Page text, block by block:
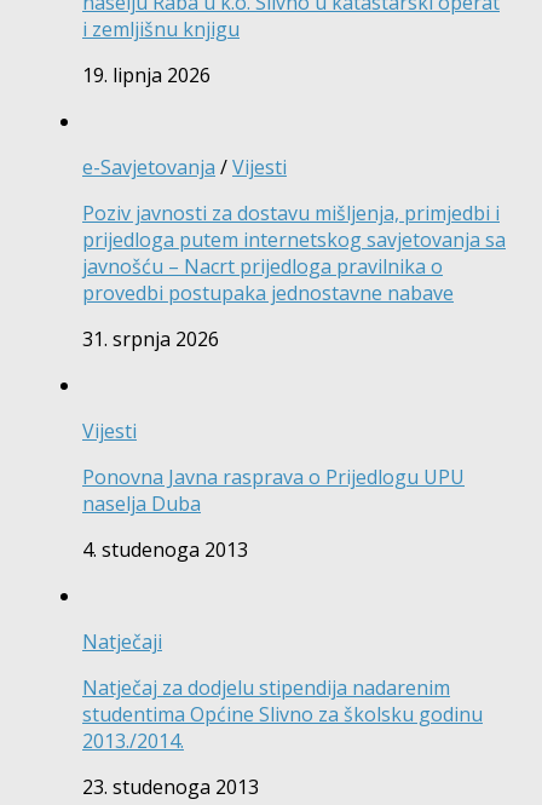
i zemljišnu knjigu
19. lipnja 2026
e-Savjetovanja /Vijesti
Poziv javnosti za dostavu mišljenja, primjedbi i
prijedloga putem internetskog savjetovanja sa
javnošću – Nacrt prijedloga pravilnika o
provedbi postupaka jednostavne nabave
31. srpnja 2026
Vijesti
Ponovna Javna rasprava o Prijedlogu UPU
naselja Duba
4. studenoga 2013
Natječaji
Natječaj za dodjelu stipendija nadarenim
studentima Općine Slivno za školsku godinu
2013./2014.
23. studenoga 2013